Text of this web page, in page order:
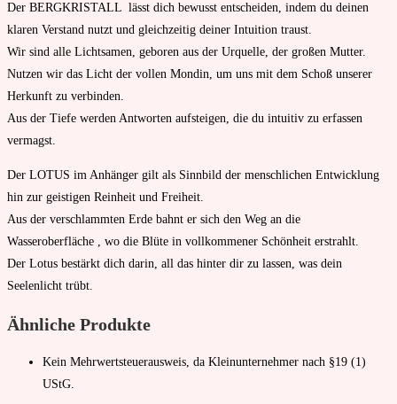
Der BERGKRISTALL lässt dich bewusst entscheiden, indem du deinen
klaren Verstand nutzt und gleichzeitig deiner Intuition traust.
Wir sind alle Lichtsamen, geboren aus der Urquelle, der großen Mutter.
Nutzen wir das Licht der vollen Mondin, um uns mit dem Schoß unserer
Herkunft zu verbinden.
Aus der Tiefe werden Antworten aufsteigen, die du intuitiv zu erfassen
vermagst.
Der LOTUS im Anhänger gilt als Sinnbild der menschlichen Entwicklung
hin zur geistigen Reinheit und Freiheit.
Aus der verschlammten Erde bahnt er sich den Weg an die
Wasseroberfläche , wo die Blüte in vollkommener Schönheit erstrahlt.
Der Lotus bestärkt dich darin, all das hinter dir zu lassen, was dein
Seelenlicht trübt.
Ähnliche Produkte
Kein Mehrwertsteuerausweis, da Kleinunternehmer nach §19 (1)
UStG.